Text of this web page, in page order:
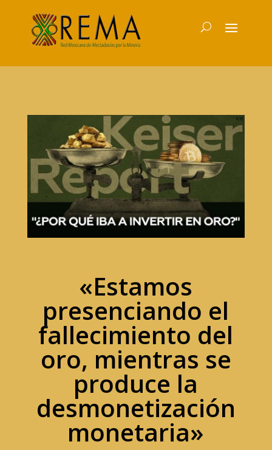
«Estamos
presenciando el
fallecimiento del
oro, mientras se
produce la
desmonetización
monetaria»